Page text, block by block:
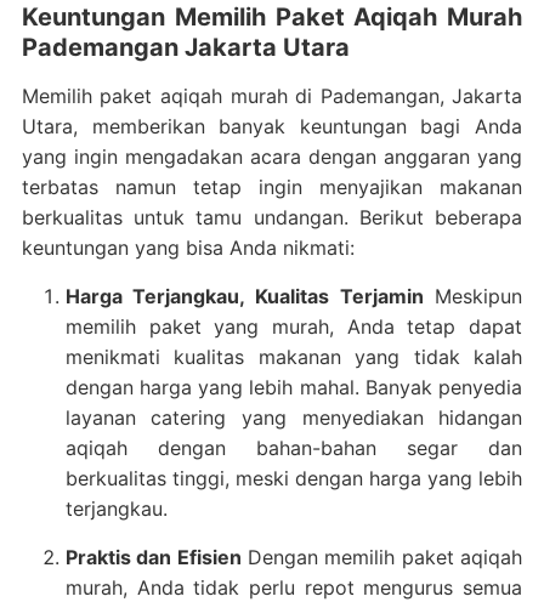
Keuntungan Memilih Paket Aqiqah Murah
Pademangan Jakarta Utara
Memilih paket aqiqah murah di Pademangan, Jakarta
Utara, memberikan banyak keuntungan bagi Anda
yang ingin mengadakan acara dengan anggaran yang
terbatas namun tetap ingin menyajikan makanan
berkualitas untuk tamu undangan. Berikut beberapa
keuntungan yang bisa Anda nikmati:
Harga Terjangkau, Kualitas Terjamin Meskipun
memilih paket yang murah, Anda tetap dapat
menikmati kualitas makanan yang tidak kalah
dengan harga yang lebih mahal. Banyak penyedia
layanan catering yang menyediakan hidangan
aqiqah dengan bahan-bahan segar dan
berkualitas tinggi, meski dengan harga yang lebih
terjangkau.
Praktis dan Efisien Dengan memilih paket aqiqah
murah, Anda tidak perlu repot mengurus semua